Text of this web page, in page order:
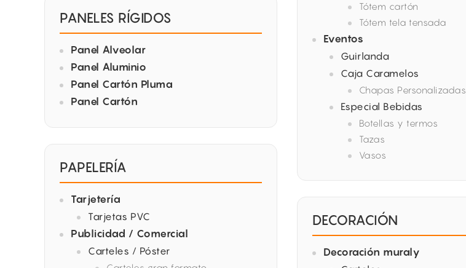
PANELES RÍGIDOS
Panel Alveolar
Panel Aluminio
Panel Cartón Pluma
Panel Cartón
PAPELERÍA
Tarjetería
Tarjetas PVC
Publicidad / Comercial
Carteles / Póster
Tótem cartón
Tótem tela tensada
Eventos
Guirlanda
Caja Caramelos
Chapas Personalizadas
Especial Bebidas
Botellas y termos
Tazas
Vasos
DECORACIÓN
Decoración muraly